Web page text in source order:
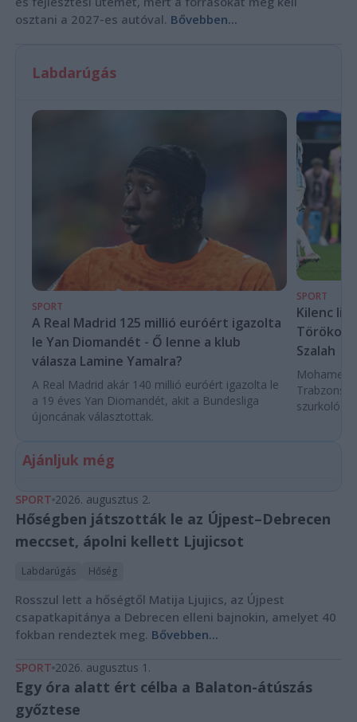
osztani a 2027-es autóval. Bővebben...
Labdarúgás
SPORT
A Real Madrid 125 millió euróért igazolta
le Yan Diomandét - Ő lenne a klub
válasza Lamine Yamalra?
A Real Madrid akár 140 millió euróért igazolta le
a 19 éves Yan Diomandét, akit a Bundesliga
újoncának választottak.
SPORT
Kilenc
Szalah
Mohamed
szurkoló
Ajánljuk még
SPORT 2026. augusztus 2.
Hőségben játszották le az Újpest–Debrecen
meccset, ápolni kellett Ljujicsot
Labdarúgás Hőség
Rosszul lett a hőségtől Matija Ljujics, az Újpest
csapatkapitánya a Debrecen elleni bajnokin, amelyet 40
fokban rendeztek meg. Bővebben...
SPORT 2026. augusztus 1.
Egy óra alatt ért célba a Balaton-átúszás
győztese